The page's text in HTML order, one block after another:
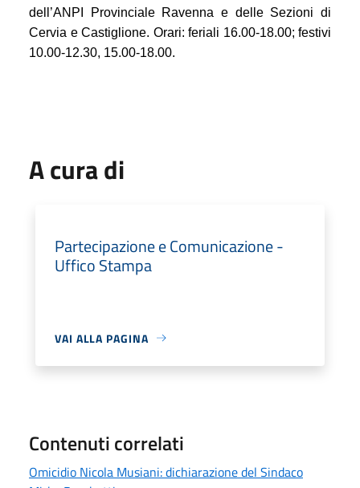
dell’ANPI Provinciale Ravenna e delle Sezioni di
Cervia e Castiglione. Orari: feriali 16.00-18.00; festivi
10.00-12.30, 15.00-18.00.
A cura di
Partecipazione e Comunicazione -
Uffico Stampa
VAI ALLA PAGINA
Contenuti correlati
Omicidio Nicola Musiani: dichiarazione del Sindaco